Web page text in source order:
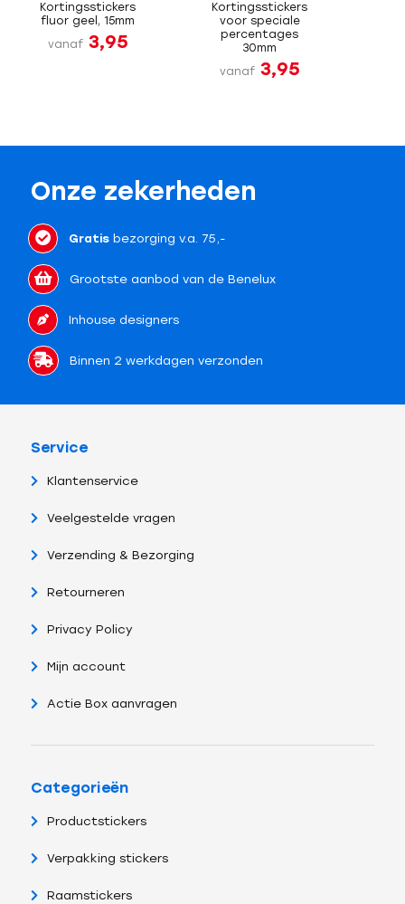
Kortingsstickers
fluor geel, 15mm
vanaf 3,95
Kortingsstickers
voor speciale
percentages
30mm
vanaf 3,95
Onze zekerheden
Gratisbezorging v.a. 75,-
Grootste aanbod van de Benelux
Inhouse designers
Binnen 2 werkdagen verzonden
Service
Klantenservice
Veelgestelde vragen
Verzending & Bezorging
Retourneren
Privacy Policy
Mijn account
Actie Box aanvragen
Categorieën
Productstickers
Verpakking stickers
Raamstickers